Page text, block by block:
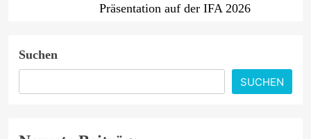
Präsentation auf der IFA 2026
Suchen
SUCHEN